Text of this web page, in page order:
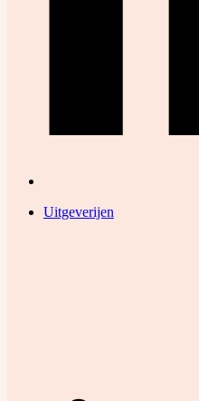
Uitgeverijen